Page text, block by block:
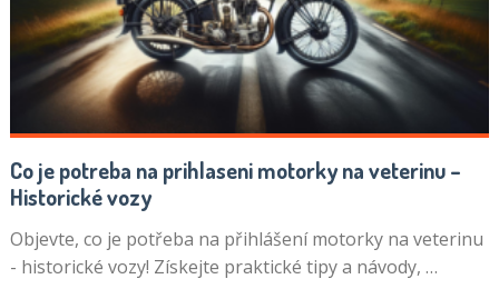
Co je potreba na prihlaseni motorky na veterinu –
Historické vozy
Objevte, co je potřeba na přihlášení motorky na veterinu
- historické vozy! Získejte praktické tipy a návody, …